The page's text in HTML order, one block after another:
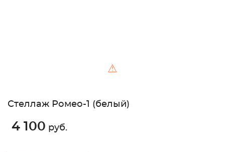
⚠
Стеллаж Ромео-1 (белый)
4 100 руб.